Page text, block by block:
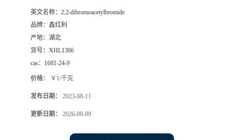
英文名称： 2,2-dibromoacetylbromide
品牌： 鑫红利
产地： 湖北
货号： XHL1306
cas： 1681-24-9
价格： ￥1/千克
发布日期： 2023-08-11
更新日期： 2026-08-09